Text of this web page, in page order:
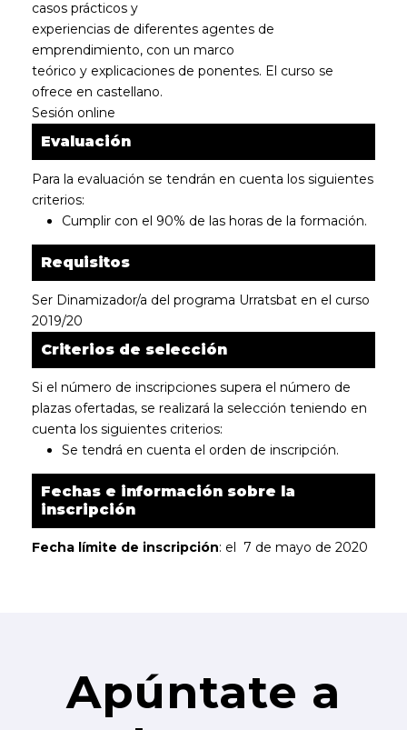
casos prácticos y
experiencias de diferentes agentes de
emprendimiento, con un marco
teórico y explicaciones de ponentes. El curso se
ofrece en castellano.
Sesión online
Evaluación
Para la evaluación se tendrán en cuenta los siguientes
criterios:
Cumplir con el 90% de las horas de la formación.
Requisitos
Ser Dinamizador/a del programa Urratsbat en el curso
2019/20
Criterios de selección
Si el número de inscripciones supera el número de
plazas ofertadas, se realizará la selección teniendo en
cuenta los siguientes criterios:
Se tendrá en cuenta el orden de inscripción.
Fechas e información sobre la
inscripción
Fecha límite de inscripción: el 7 de mayo de 2020
Apúntate a